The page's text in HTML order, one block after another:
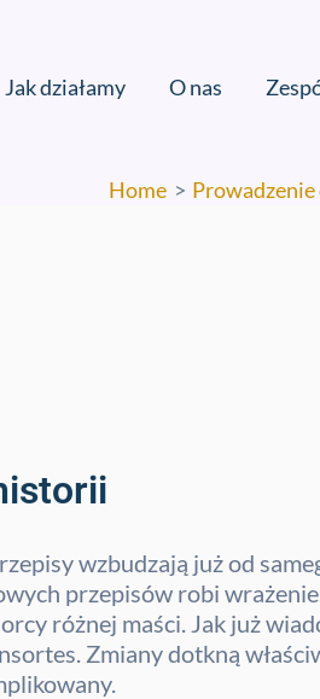
Jak działamy O nas
Home Prowadzenie
wzbudzają już od
przepisów robi
różnej maści. Jak już
Zmiany dotkną